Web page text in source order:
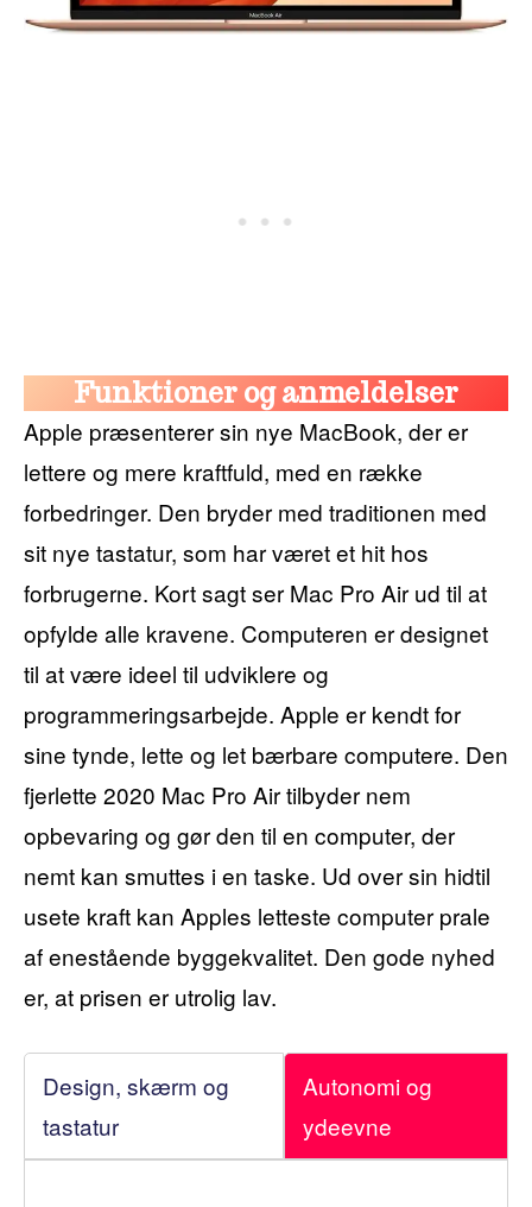
Funktioner og anmeldelser
Apple præsenterer sin nye MacBook, der er
lettere og mere kraftfuld, med en række
forbedringer. Den bryder med traditionen med
sit nye tastatur, som har været et hit hos
forbrugerne. Kort sagt ser Mac Pro Air ud til at
opfylde alle kravene. Computeren er designet
til at være ideel til udviklere og
programmeringsarbejde. Apple er kendt for
sine tynde, lette og let bærbare computere. Den
fjerlette 2020 Mac Pro Air tilbyder nem
opbevaring og gør den til en computer, der
nemt kan smuttes i en taske. Ud over sin hidtil
usete kraft kan Apples letteste computer prale
af enestående byggekvalitet. Den gode nyhed
er, at prisen er utrolig lav.
Design, skærm og
tastatur
Autonomi og
ydeevne